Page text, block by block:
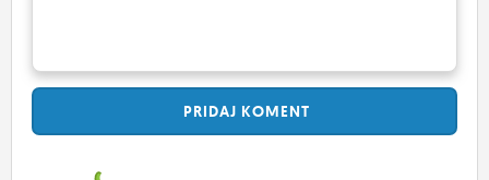
PRIDAJ KOMENT